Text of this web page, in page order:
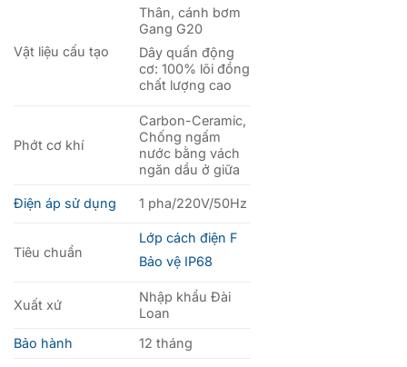
Vật liệu cấu tạo
Thân, cánh bơm
Gang G20
Dây quấn động
cơ: 100% lõi đồng
chất lượng cao
Phớt cơ khí
Carbon-Ceramic,
Chống ngấm
nước bằng vách
ngăn dầu ở giữa
Điện áp sử dụng 1 pha/220V/50Hz
Tiêu chuẩn
Lớp cách điện F
Bảo vệ IP68
Xuất xứ
Nhập khẩu Đài
Loan
Bảo hành
12 tháng